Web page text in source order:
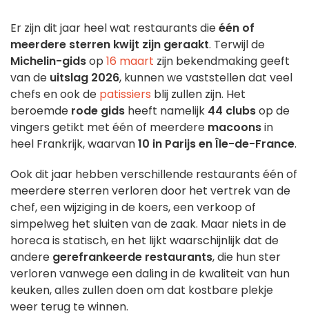
Er zijn dit jaar heel wat restaurants dieéén of
meerdere sterren kwijt zijn geraakt. Terwijl de
Michelin-gidsop 16 maart zijn bekendmaking geeft
van de uitslag 2026, kunnen we vaststellen dat veel
chefs en ook de patissiers blij zullen zijn. Het
beroemde rode gids heeft namelijk 44 clubsop de
vingers getikt met één of meerdere macoonsin
heel Frankrijk, waarvan10 in Parijs en Île-de-France.
Ook dit jaar hebben verschillende restaurants één of
meerdere sterren verloren door het vertrek van de
chef, een wijziging in de koers, een verkoop of
simpelweg het sluiten van de zaak. Maar niets in de
horeca is statisch, en het lijkt waarschijnlijk dat de
andere gerefrankeerde restaurants, die hun ster
verloren vanwege een daling in de kwaliteit van hun
keuken, alles zullen doen om dat kostbare plekje
weer terug te winnen.